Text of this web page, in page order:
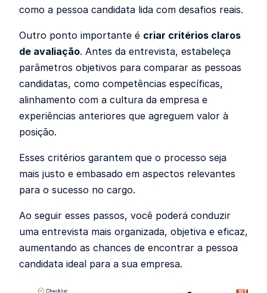
como a pessoa candidata lida com desafios reais.
Outro ponto importante é criar critérios claros
de avaliação. Antes da entrevista, estabeleça
parâmetros objetivos para comparar as pessoas
candidatas, como competências específicas,
alinhamento com a cultura da empresa e
experiências anteriores que agreguem valor à
posição.
Esses critérios garantem que o processo seja
mais justo e embasado em aspectos relevantes
para o sucesso no cargo.
Ao seguir esses passos, você poderá conduzir
uma entrevista mais organizada, objetiva e eficaz,
aumentando as chances de encontrar a pessoa
candidata ideal para a sua empresa.